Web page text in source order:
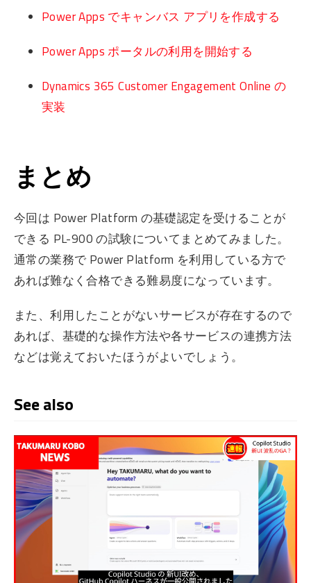
Power Apps でキャンバス アプリを作成する
Power Apps ポータルの利用を開始する
Dynamics 365 Customer Engagement Online の
実装
まとめ
今回は Power Platform の基礎認定を受けることが
できる PL-900 の試験についてまとめてみました。
通常の業務で Power Platform を利用している方で
あれば難なく合格できる難易度になっています。
また、利用したことがないサービスが存在するので
あれば、基礎的な操作方法や各サービスの連携方法
などは覚えておいたほうがよいでしょう。
See also